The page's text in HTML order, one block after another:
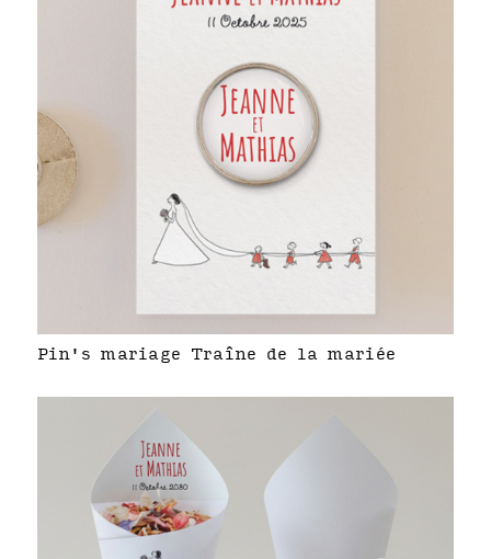
Pin's mariage Traîne de la mariée